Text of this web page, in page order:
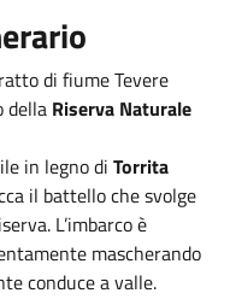
di fiume Tevere
della Riserva Naturale
in legno di Torrita
il battello che svolge
L’imbarco è
mascherando
conduce a valle.